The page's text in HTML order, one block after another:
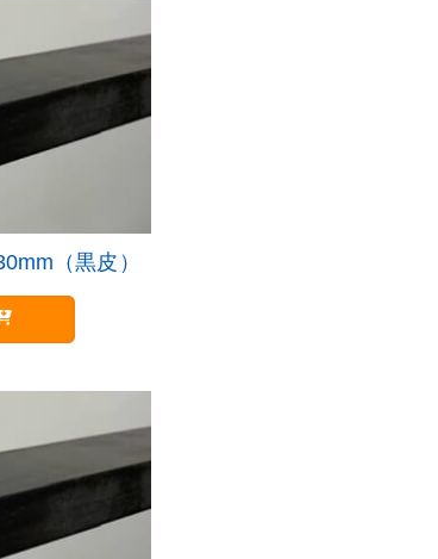
数
バ
プ
ン
商
（黒皮）
数
バ